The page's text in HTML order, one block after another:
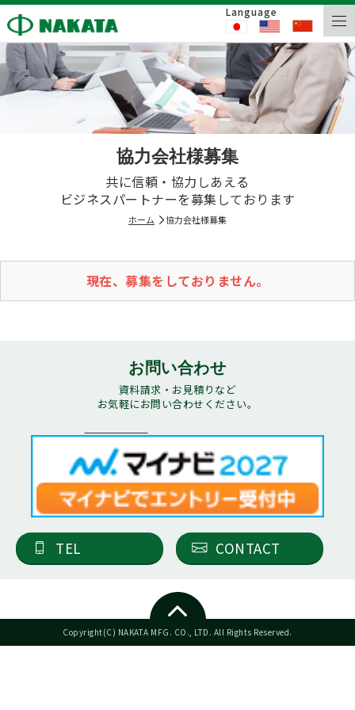
Language
協力会社様募集
共に信頼・協力しあえる
ビジネスパートナーを募集しております
ホーム 協力会社様募集
現在、募集をしておりません。
お問い合わせ
資料請求・お見積りなど
お気軽にお問い合わせください。
TEL CONTACT
Copyright(C) NAKATA MFG. CO., LTD. All Rights Reserved.